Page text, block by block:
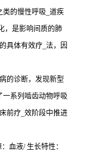
类的慢性呼吸_道疾
，是影响间质的肺
具体有效疗_法，因
的诊断，发现新型
系列啮齿动物呼吸
前疗_效阶段中推进
血液/ 生长特性：